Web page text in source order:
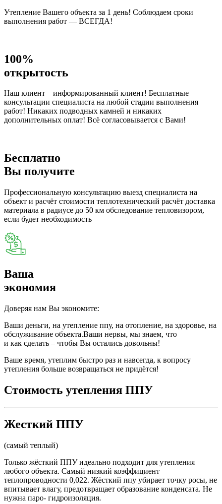
Утепление Вашего объекта за 1 день! Соблюдаем сроки
выполнения работ — ВСЕГДА!
100%
открытость
Наш клиент – информированный клиент! Бесплатные
консультации специалиста на любой стадии выполнения
работ! Никаких подводных камней и никаких
дополнительных оплат! Всё согласовывается с Вами!
Бесплатно
Вы получите
Профессиональную консультацию выезд специалиста на
объект и расчёт стоимости теплотехнический расчёт доставка
материала в радиусе до 50 км обследование тепловизором,
если будет необходимость
Ваша
экономия
Доверяя нам Вы экономите:
Ваши деньги, на утепление ппу, на отопление, на здоровье, на
обслуживание объекта.Ваши нервы, мы знаем, что
и как сделать – чтобы Вы остались довольны!
Ваше время, утеплим быстро раз и навсегда, к вопросу
утепления больше возвращаться не придётся!
Стоимость утепления ППУ
Жесткий ППУ
(самый теплый)
Только жёсткий ППУ идеально подходит для утепления
любого объекта. Самый низкий коэффициент
теплопроводности 0,022. Жёсткий ппу убирает точку росы, не
впитывает влагу, предотвращает образование конденсата. Не
нужна паро- гидроизоляция.